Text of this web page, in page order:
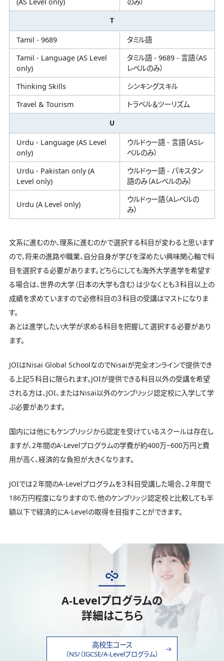
T
Tamil - 9689
タミル語
Tamil - Language (AS Level
only)
タミル語 - 9689 - 言語（AS
レベルのみ）
Thinking Skills
シンキングスキル
Travel & Tourism
トラベル＆ツーリズム
U
Urdu - Language (AS Level
only)
ウルドゥー語 - 言語（ASレ
ベルのみ）
Urdu - Pakistan only (A
Level only)
ウルドゥー語 - パキスタン
語のみ（Aレベルのみ）
Urdu (A Level only)
ウルドゥー語（Aレベルの
み）
文系に進むのか、理系に進むのかで選択する科目が変わると思います
ので、将来の進路や職業、自分自身が学びを深めたい興味関心軸で科
目を選択する必要があります。どちらにしても海外大学進学を希望す
る場合は、世界の大学（日本の大学も含む）は少なくとも３科目以上の
成績を求めていますので必修科目の３科目の受講はマストになりま
す。
あとは進学したい大学が求める科目を把握して選択する必要があり
ます。
JOIはNisai Global SchoolなのでNisaiが完全オンラインで提供でき
る上記５科目に限られます。JOIが提供できる科目以外の受講を希望
される方は、JOI、またはNisai以外のケンブリッジ認定校に入学して学
ぶ必要があります。
国内には他にもケンブリッジから認定を受けているスクールは存在し
ますが、2年間のA-Levelプログラムの学費が約400万~600万円と費
用が高く、経済的な負担が大きくなります。
JOIでは２年間のA-Levelプログラムを３科目受講した場合、２年間で
186万円程度になりますので、他のケンブリッジ認定校と比較しても半
額以下で経済的にA-Levelの取得を目指すことができます。
A-Levelプログラムの
詳細はこちら
高校生コース
（NS/（IGCSE/A-Levelプログラム）